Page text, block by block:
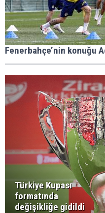
Fenerbahçe’nin konuğu
Türkiye Kupası
formatında
değişikliğe gidildi